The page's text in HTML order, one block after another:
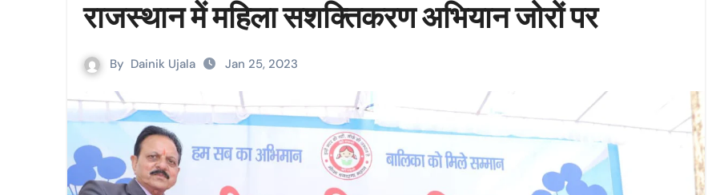
राजस्थान में महिला सशक्तिकरण अभियान जोरों पर
By Dainik Ujala Jan 25, 2023